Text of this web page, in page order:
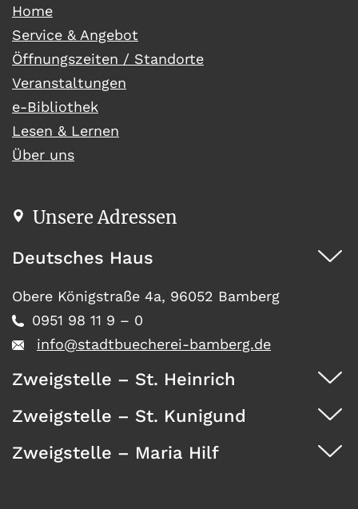
Home(current)
Service & Angebot
Öffnungszeiten / Standorte
Veranstaltungen
e-Bibliothek
Lesen & Lernen
Über uns
Unsere Adressen
Deutsches Haus
Obere Königstraße 4a, 96052 Bamberg
0951 98 11 9 – 0
info@stadtbuecherei-bamberg.de
Zweigstelle – St. Heinrich
Dürrwächterstr. 29, 96052 Bamberg
Zweigstelle – St. Kunigund
Seehofstraße 41, 96052 Bamberg
Zweigstelle – Maria Hilf